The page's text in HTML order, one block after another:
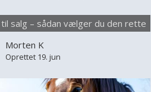
Hver kat har sin egen
behov og baggrund, og det
at vælge med omtanke. Markedet
til salg er stort,...
salg – sådan vælger du den rette
Morten K
Oprettet 19. jun